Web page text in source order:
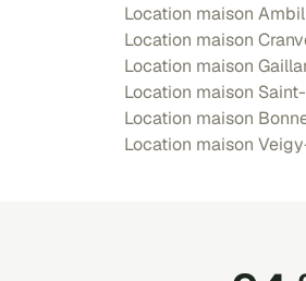
Location maison
Location maison
Location maison
Location maison
Location maison
Location maison